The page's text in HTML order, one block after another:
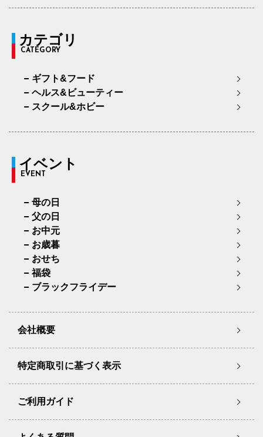
カテゴリ
CATEGORY
ギフト&フード
ヘルス&ビューティー
スクール&ホビー
イベント
EVENT
母の日
父の日
お中元
お歳暮
おせち
福袋
ブラックフライデー
会社概要
特定商取引に基づく表示
ご利用ガイド